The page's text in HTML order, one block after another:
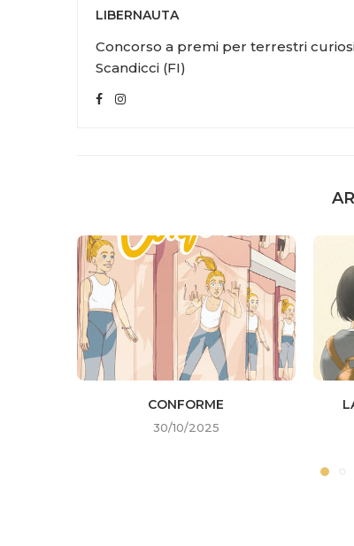
LIBERNAUTA
Concorso a premi per terrestri
Scandicci (FI)
CONFORME
30/10/2025